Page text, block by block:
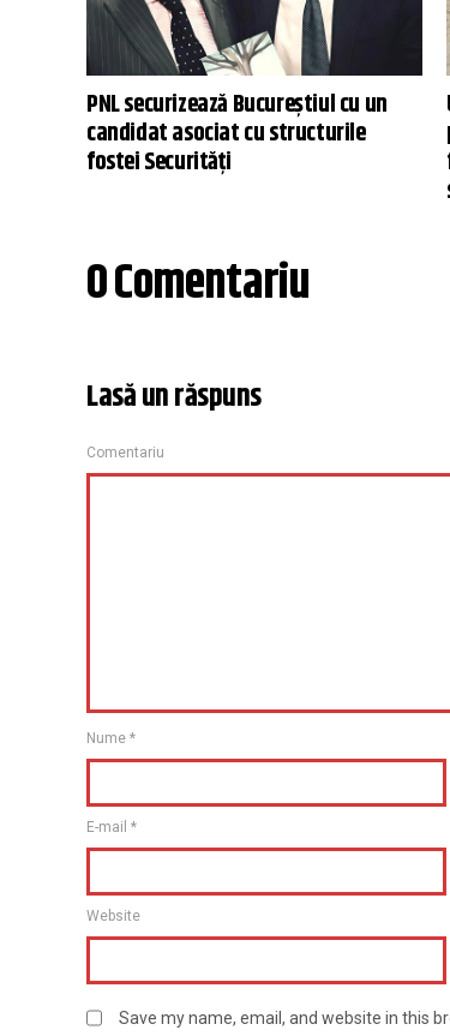
PNL securizează Bucureștiul cu un
candidat asociat cu structurile
fostei Securități
0 Comentariu
Lasă un răspuns
Comentariu
Nume *
E-mail *
Website
Save my name, email, and website in this